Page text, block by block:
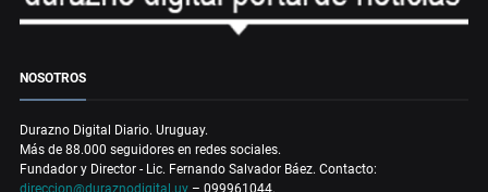
NOSOTROS
Durazno Digital Diario. Uruguay.
Más de 88.000 seguidores en redes sociales.
Fundador y Director - Lic. Fernando Salvador Báez. Contacto:
direccion@duraznodigital.uy – 099961044.